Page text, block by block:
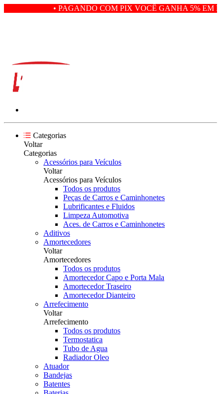
• PAGANDO COM PIX VOCÊ GANHA 5% EM
Categorias
Voltar
Categorias
Acessórios para Veículos
Voltar
Acessórios para Veículos
Todos os produtos
Peças de Carros e Caminhonetes
Lubrificantes e Fluidos
Limpeza Automotiva
Aces. de Carros e Caminhonetes
Aditivos
Amortecedores
Voltar
Amortecedores
Todos os produtos
Amortecedor Capo e Porta Mala
Amortecedor Traseiro
Amortecedor Dianteiro
Arrefecimento
Voltar
Arrefecimento
Todos os produtos
Termostatica
Tubo de Agua
Radiador Oleo
Atuador
Bandejas
Batentes